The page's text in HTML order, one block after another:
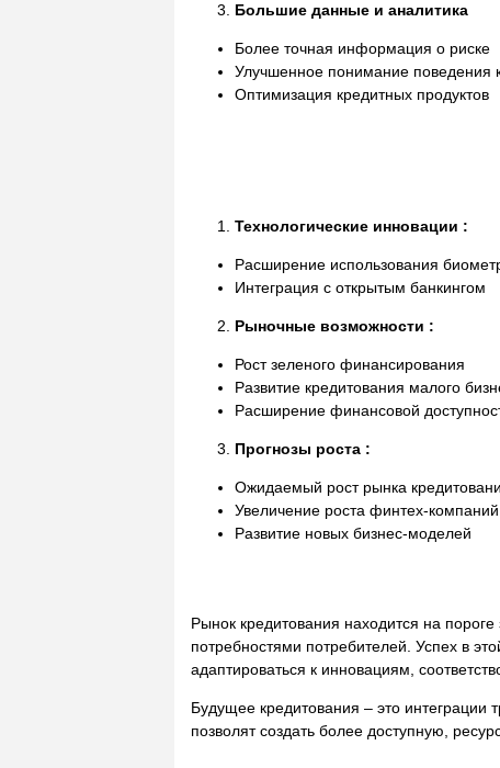
Большие данные и аналитика
Более точная информация о риске
Улучшенное понимание поведения
Оптимизация кредитных продуктов
Технологические инновации :
Расширение использования
Интеграция с открытым банкингом
Рыночные возможности :
Рост зеленого финансирования
Развитие кредитования малого
Расширение финансовой
Прогнозы роста :
Ожидаемый рост рынка
Увеличение роста финтех-компаний
Развитие новых бизнес-моделей
Рынок кредитования находится на
потребностями потребителей. Успех в
адаптироваться к инновациям,
Будущее кредитования – это
позволят создать более доступную,